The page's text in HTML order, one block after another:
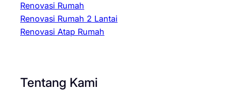
Renovasi Rumah
Renovasi Rumah 2 Lantai
Renovasi Atap Rumah
Tentang Kami